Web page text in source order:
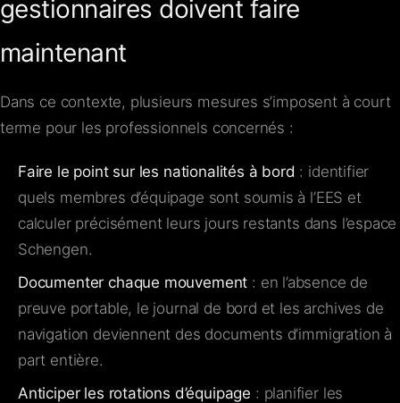
gestionnaires doivent faire
maintenant
Dans ce contexte, plusieurs mesures s’imposent à court
terme pour les professionnels concernés :
Faire le point sur les nationalités à bord : identifier
quels membres d’équipage sont soumis à l’EES et
calculer précisément leurs jours restants dans l’espace
Schengen.
Documenter chaque mouvement : en l’absence de
preuve portable, le journal de bord et les archives de
navigation deviennent des documents d’immigration à
part entière.
Anticiper les rotations d’équipage : planifier les